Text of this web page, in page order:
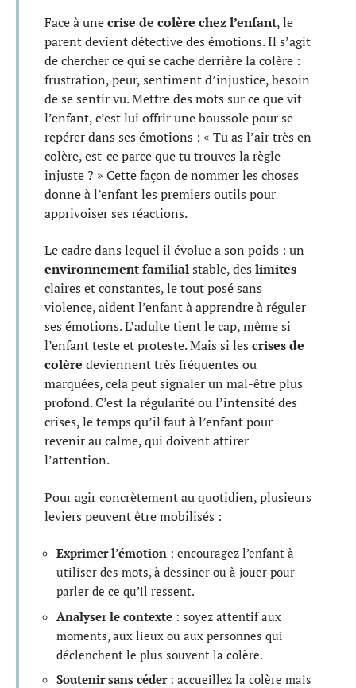
Face à unecrise de colère chez l’enfant, le
parent devient détective des émotions. Il s’agit
de chercher ce qui se cache derrière la colère :
frustration, peur, sentiment d’injustice, besoin
de se sentir vu. Mettre des mots sur ce que vit
l’enfant, c’est lui offrir une boussole pour se
repérer dans ses émotions : « Tu as l’air très en
colère, est-ce parce que tu trouves la règle
injuste ? » Cette façon de nommer les choses
donne à l’enfant les premiers outils pour
apprivoiser ses réactions.
Le cadre dans lequel il évolue a son poids : un
environnement familialstable, des limites
claires et constantes, le tout posé sans
violence, aident l’enfant à apprendre à réguler
ses émotions. L’adulte tient le cap, même si
l’enfant teste et proteste. Mais si les crises de
colère deviennent très fréquentes ou
marquées, cela peut signaler un mal-être plus
profond. C’est la régularité ou l’intensité des
crises, le temps qu’il faut à l’enfant pour
revenir au calme, qui doivent attirer
l’attention.
Pour agir concrètement au quotidien, plusieurs
leviers peuvent être mobilisés :
Exprimer l’émotion : encouragez l’enfant à
utiliser des mots, à dessiner ou à jouer pour
parler de ce qu’il ressent.
Analyser le contexte : soyez attentif aux
moments, aux lieux ou aux personnes qui
déclenchent le plus souvent la colère.
Soutenir sans céder: accueillez la colère mais